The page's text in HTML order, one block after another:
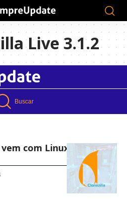
Live 3.1.2
Buscar
com Linux 6.6 LTS e